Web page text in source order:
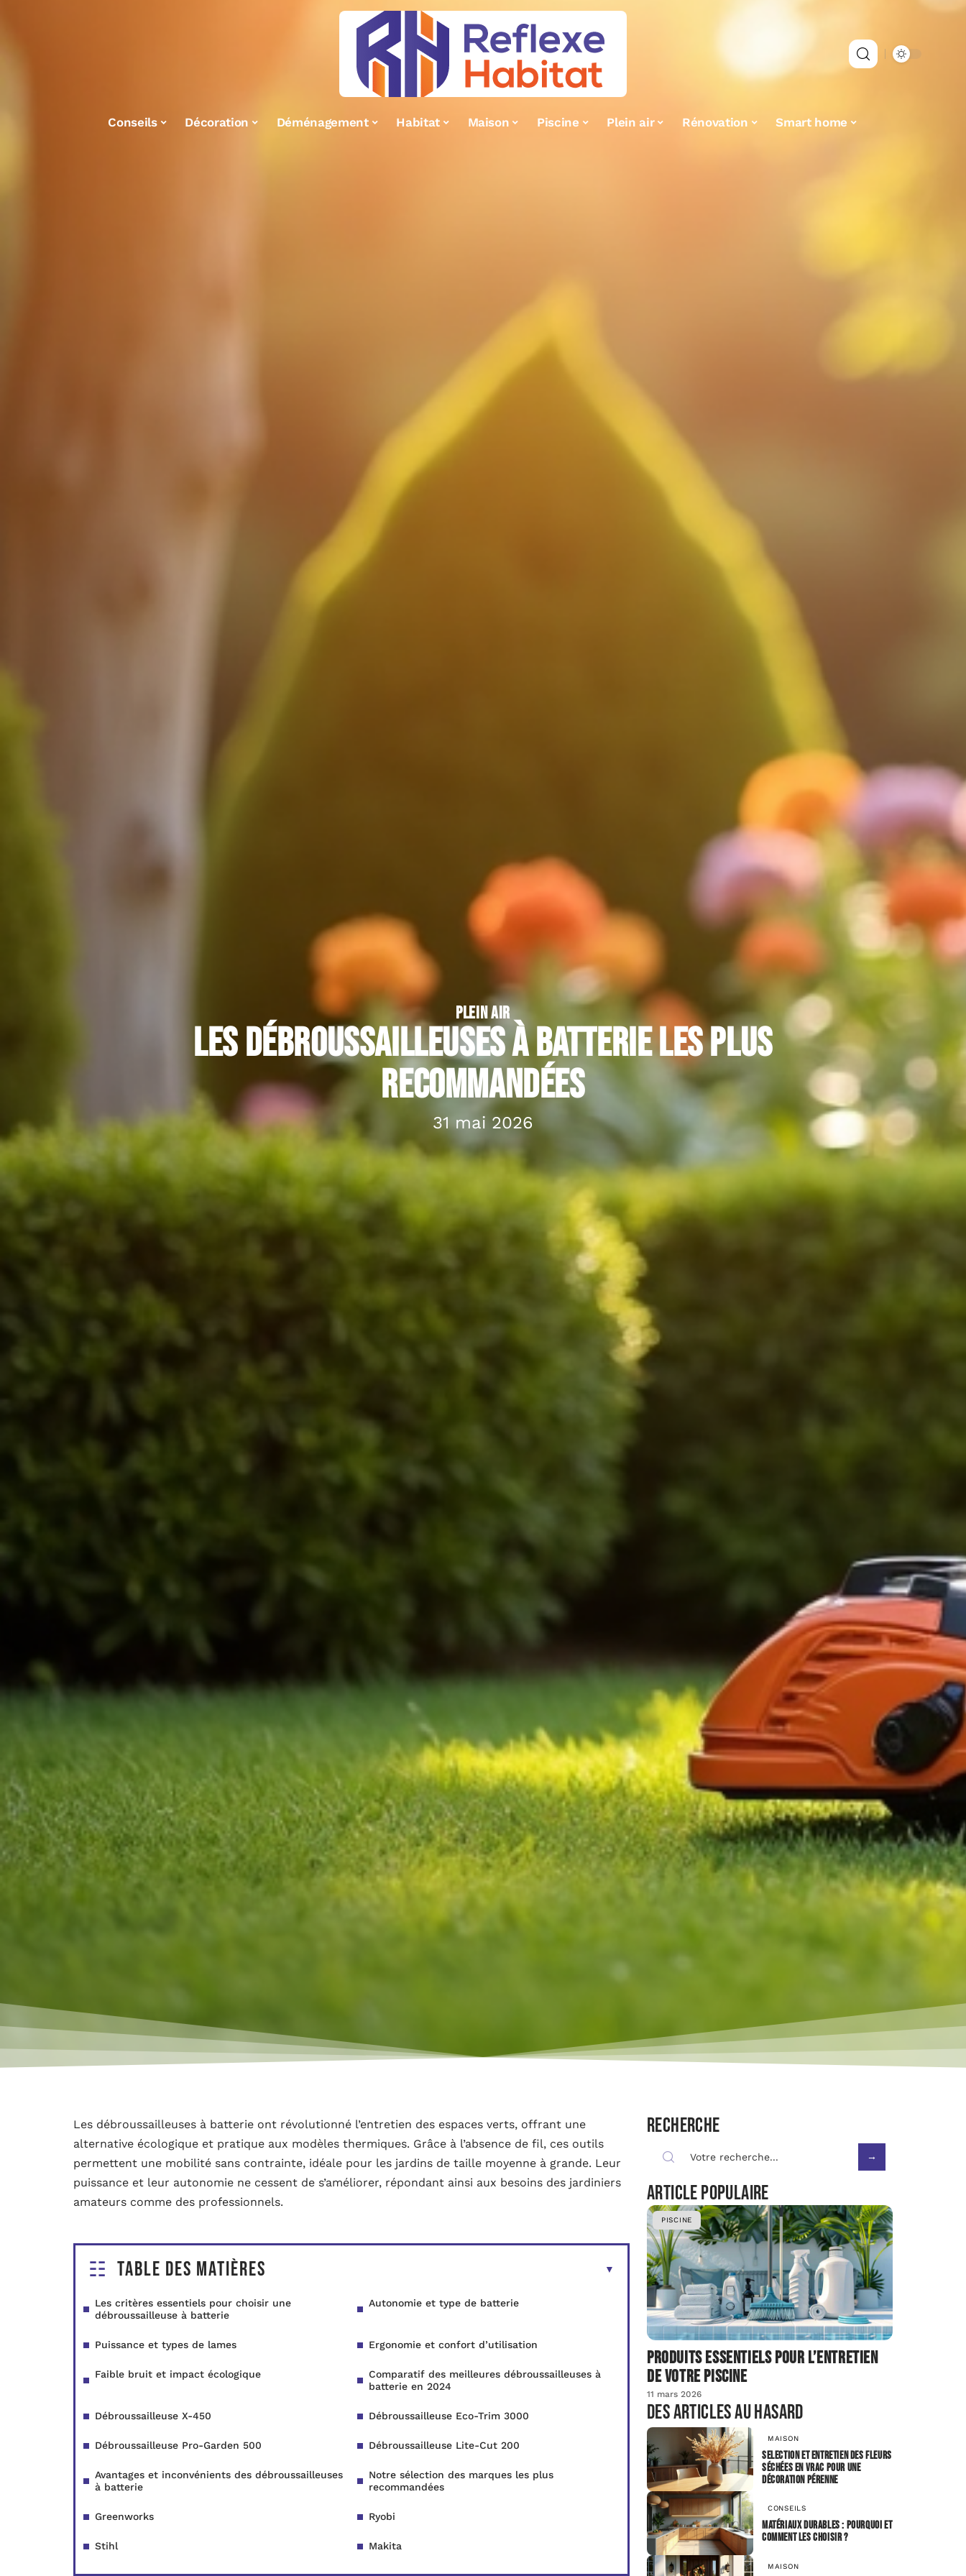
Conseils Décoration Déménagement Habitat Maison Piscine Plein air Rénovation Smart home
PLEIN AIR
Les débroussailleuses à batterie les plus
recommandées
31 mai 2026
Les débroussailleuses à batterie ont révolutionné l’entretien des espaces verts, offrant une
alternative écologique et pratique aux modèles thermiques. Grâce à l’absence de fil, ces outils
permettent une mobilité sans contrainte, idéale pour les jardins de taille moyenne à grande. Leur
puissance et leur autonomie ne cessent de s’améliorer, répondant ainsi aux besoins des jardiniers
amateurs comme des professionnels.
Table des matières
Les critères essentiels pour choisir une
débroussailleuse à batterie
Autonomie et type de batterie
Puissance et types de lames Ergonomie et confort d’utilisation
Faible bruit et impact écologique
Comparatif des meilleures débroussailleuses à
batterie en 2024
Débroussailleuse X-450 Débroussailleuse Eco-Trim 3000
Débroussailleuse Pro-Garden 500 Débroussailleuse Lite-Cut 200
Avantages et inconvénients des débroussailleuses
à batterie
Notre sélection des marques les plus
recommandées
Greenworks Ryobi
Stihl Makita
Recherche
Article populaire
PISCINE
Produits essentiels pour l’entretien
de votre piscine
11 mars 2026
Des articles au hasard
MAISON
Selection et entretien des fleurs
séchées en vrac pour une
décoration pérenne
CONSEILS
Matériaux durables : pourquoi et
comment les choisir ?
MAISON